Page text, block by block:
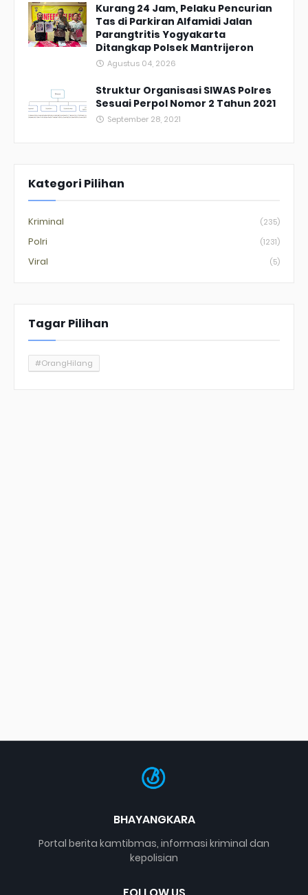
Kurang 24 Jam, Pelaku Pencurian
Tas di Parkiran Alfamidi Jalan
Parangtritis Yogyakarta
Ditangkap Polsek Mantrijeron
Agustus 04, 2026
Struktur Organisasi SIWAS Polres
Sesuai Perpol Nomor 2 Tahun 2021
September 28, 2021
Kategori Pilihan
Kriminal (235)
Polri (1231)
Viral (5)
Tagar Pilihan
#OrangHilang
BHAYANGKARA
Portal berita kamtibmas, informasi kriminal dan
kepolisian